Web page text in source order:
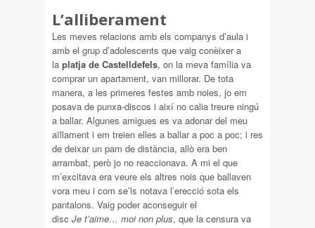
L’alliberament
Les meves relacions amb els companys d’aula i
amb el grup d’adolescents que vaig conèixer a
la platja de Castelldefels, on la meva família va
comprar un apartament, van millorar. De tota
manera, a les primeres festes amb noies, jo em
posava de punxa-discos i així no calia treure ningú
a ballar. Algunes amigues es va adonar del meu
aïllament i em treien elles a ballar a poc a poc; i res
de deixar un pam de distància, allò era ben
arrambat, però jo no reaccionava. A mi el que
m’excitava era veure els altres nois que ballaven
vora meu i com se’ls notava l’erecció sota els
pantalons. Vaig poder aconseguir el
disc Je t’aime… moi non plus, que la censura va